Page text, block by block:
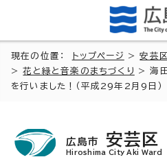
現在の位置： トップページ >安芸
>花と緑と音楽のまちづくり
> 海
を行いました！（平成29年2月9日）
広島市 安芸区
Hiroshima City Aki Ward